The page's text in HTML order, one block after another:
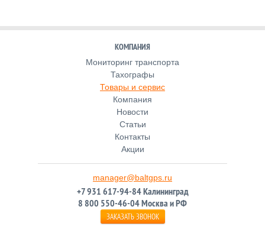
КОМПАНИЯ
Мониторинг транспорта
Тахографы
Товары и сервис
Компания
Новости
Статьи
Контакты
Акции
manager@baltgps.ru
+7 931 617-94-84 Калининград
8 800 550-46-04 Москва и РФ
ЗАКАЗАТЬ ЗВОНОК